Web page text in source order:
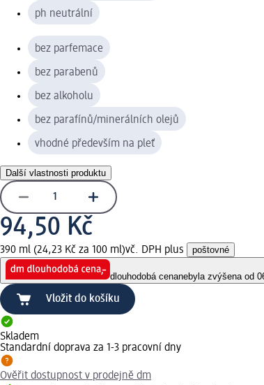
ph neutrální
bez parfemace
bez parabenů
bez alkoholu
bez parafínů/minerálních olejů
vhodné především na pleť
Další vlastnosti produktu
94,50 Kč
390 ml (24,23 Kč za 100 ml)vč. DPH plus poštovné
dlouhodobá cenanebyla zvýšena od
Vložit do košíku
Skladem
Standardní doprava za 1-3 pracovní dny
Ověřit dostupnost v prodejně dm